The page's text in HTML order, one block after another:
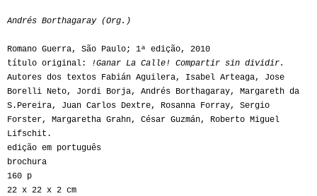
Andrés Borthagaray (Org.)
Romano Guerra, São Paulo; 1ª edição, 2010
título original:
!Ganar La Calle! Compartir sin dividir.
Autores dos textos Fabián Aguilera, Isabel Arteaga, Jose
Borelli Neto, Jordi Borja, Andrés Borthagaray, Margareth da
S.Pereira, Juan Carlos Dextre, Rosanna Forray, Sergio
Forster, Margaretha Grahn, César Guzmán, Roberto Miguel
Lifschit.
edição em português
brochura
160 p
22 x 22 x 2 cm